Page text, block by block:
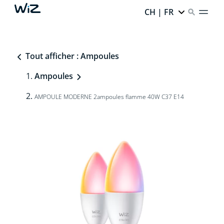
CH | FR
Tout afficher : Ampoules
Ampoules
AMPOULE MODERNE 2ampoules flamme 40W C37 E14